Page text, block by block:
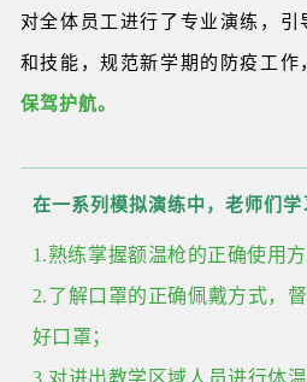
对全体员工进行了专业演练，引
和技能，规范新学期的防疫工作
保驾护航。
在一系列模拟演练中，老师们学
1.熟练掌握额温枪的正确使用方
2.了解口罩的正确佩戴方式，
好口罩；
3.对进出教学区域人员进行体